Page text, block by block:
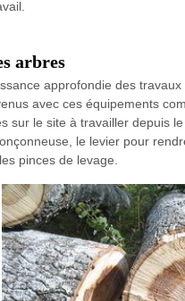
arbres
approfondie des travaux
avec ces équipements
le site à travailler depuis le
le levier pour
pinces de levage.